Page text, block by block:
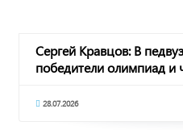
Сергей Кравцов: В
победители олимпиад
28.07.2026